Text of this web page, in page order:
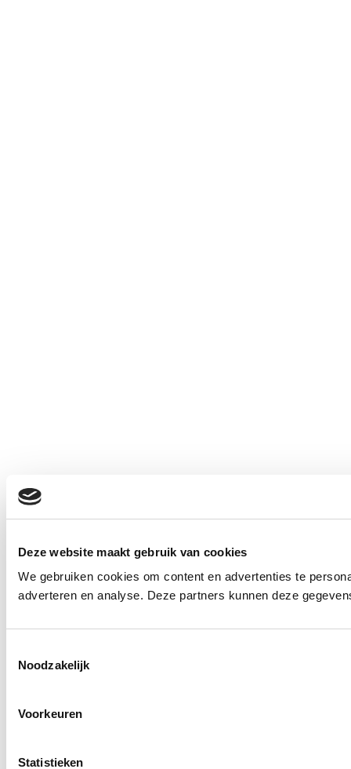
Deze website maakt gebruik van cookies
We gebruiken cookies om content en advertenties te
adverteren en analyse. Deze partners kunnen deze
Noodzakelijk
Voorkeuren
Statistieken